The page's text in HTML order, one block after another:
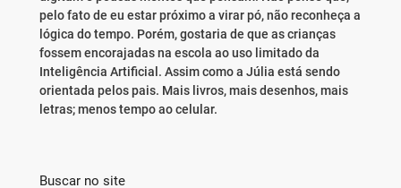
pelo fato de eu estar próximo a virar pó, não reconheça a
lógica do tempo. Porém, gostaria de que as crianças
fossem encorajadas na escola ao uso limitado da
Inteligência Artificial. Assim como a Júlia está sendo
orientada pelos pais. Mais livros, mais desenhos, mais
letras; menos tempo ao celular.
Buscar no site